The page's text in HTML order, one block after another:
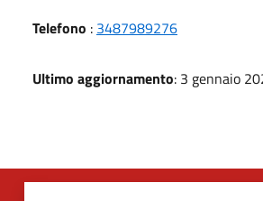
Telefono : 3487989276
Ultimo aggiornamento: 3 gennaio